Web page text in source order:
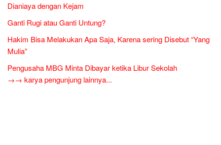
Dianiaya dengan Kejam
Ganti Rugi atau Ganti Untung?
Hakim Bisa Melakukan Apa Saja, Karena sering Disebut “Yang
Mulia”
Pengusaha MBG Minta Dibayar ketika Libur Sekolah
→→ karya pengunjung lainnya...